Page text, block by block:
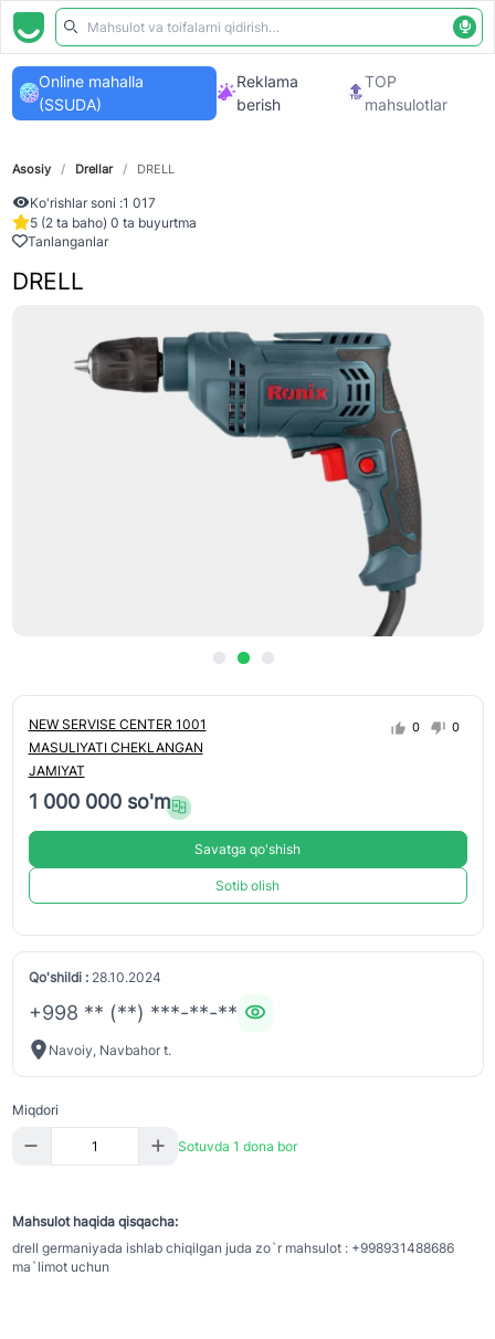
Online mahalla
(SSUDA)
Reklama
berish
TOP
mahsulotlar
Asosiy / Drellar / DRELL
Ko'rishlar soni :1 017
5 (2 ta baho) 0 ta buyurtma
Tanlanganlar
DRELL
NEW SERVISE CENTER 1001
MASULIYATI CHEKLANGAN
JAMIYAT
0 0
1 000 000 so'm
Savatga qo'shish
Sotib olish
Qo'shildi :28.10.2024
+998 ** (**) ***-**-**
Navoiy, Navbahor t.
Miqdori
Sotuvda 1 dona bor
Mahsulot haqida qisqacha:
drell germaniyada ishlab chiqilgan juda zo`r mahsulot : +998931488686
ma`limot uchun